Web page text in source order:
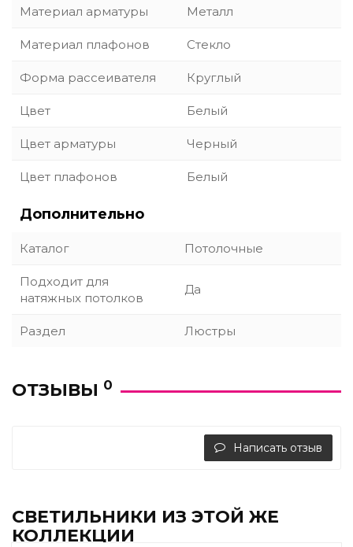
Материал арматуры Металл
Материал плафонов Стекло
Форма рассеивателя Круглый
Цвет Белый
Цвет арматуры Черный
Цвет плафонов Белый
Дополнительно
Каталог Потолочные
Подходит для
натяжных потолков
Да
Раздел Люстры
ОТЗЫВЫ 0
Написать отзыв
СВЕТИЛЬНИКИ ИЗ ЭТОЙ ЖЕ
КОЛЛЕКЦИИ